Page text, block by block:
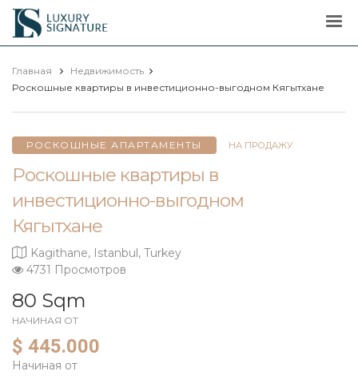
Luxury
Signature
Главная
Недвижимость
Роскошные квартиры в инвестиционно-выгодном Кягытхане
РОСКОШНЫЕ АПАРТАМЕНТЫ НА ПРОДАЖУ
Роскошные квартиры в
инвестиционно-выгодном
Кягытхане
Kagithane, Istanbul, Turkey
4731 Просмотров
80 Sqm
НАЧИНАЯ ОТ
$ 445.000
Начиная от